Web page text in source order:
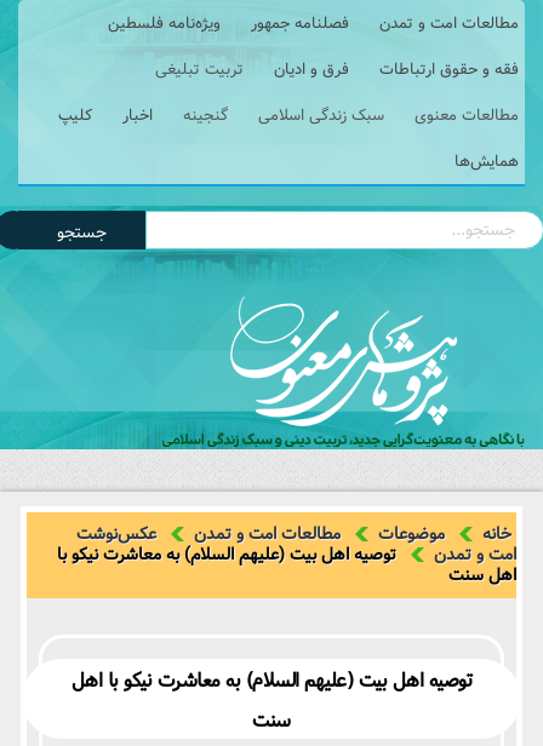
مطالعات امت و تمدن فصلنامه جمهور
ویژه‌نامه فلسطین
فقه و حقوق ارتباطات
فرق و ادیان
تربیت تبلیغی
مطالعات معنوی
سبک زندگی اسلامی گنجینه اخبار
کلیپ
همایش‌ها
جستجو
خانه موضوعات مطالعات امت و تمدن عکس‌نوشت
امت و تمدن توصیه اهل بیت (علیهم السلام) به معاشرت نیکو با
اهل سنت
توصیه اهل بیت (علیهم السلام) به معاشرت نیکو با اهل
سنت